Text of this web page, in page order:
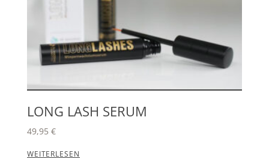
LONG LASH SERUM
49,95 €
WEITERLESEN